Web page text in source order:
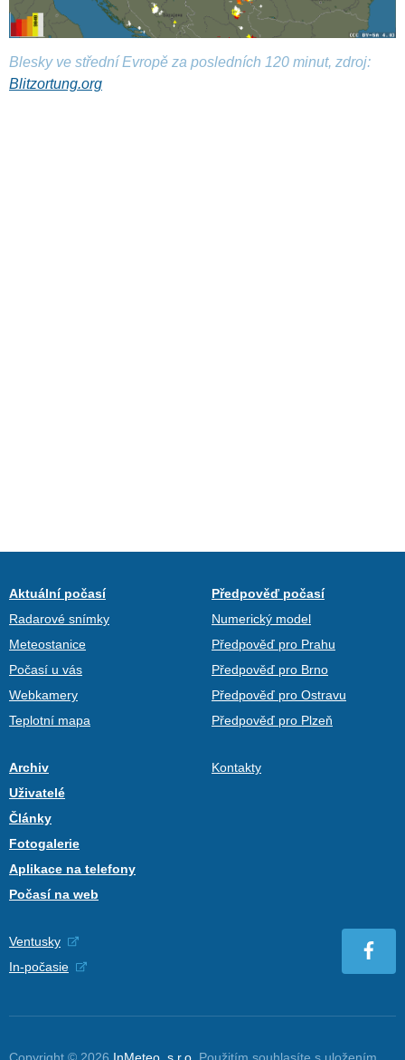
Blesky ve střední Evropě za posledních 120 minut, zdroj:
Blitzortung.org
Aktuální počasí
Radarové snímky
Meteostanice
Počasí u vás
Webkamery
Teplotní mapa
Předpověď počasí
Numerický model
Předpověď pro Prahu
Předpověď pro Brno
Předpověď pro Ostravu
Předpověď pro Plzeň
Archiv
Uživatelé
Články
Fotogalerie
Aplikace na telefony
Počasí na web
Kontakty
Ventusky
In-počasie
Copyright © 2026 InMeteo, s.r.o. Použitím souhlasíte s uložením